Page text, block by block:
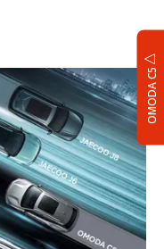
OMODA C5